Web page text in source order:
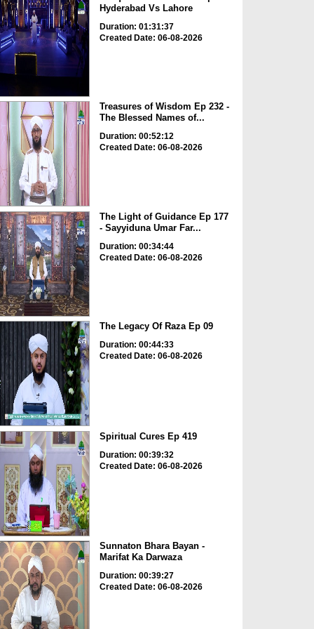
Hyderabad Vs Lahore
Duration: 01:31:37
Created Date: 06-08-2026
Treasures of Wisdom Ep 232 -
The Blessed Names of...
Duration: 00:52:12
Created Date: 06-08-2026
The Light of Guidance Ep 177
- Sayyiduna Umar Far...
Duration: 00:34:44
Created Date: 06-08-2026
The Legacy Of Raza Ep 09
Duration: 00:44:33
Created Date: 06-08-2026
Spiritual Cures Ep 419
Duration: 00:39:32
Created Date: 06-08-2026
Sunnaton Bhara Bayan -
Marifat Ka Darwaza
Duration: 00:39:27
Created Date: 06-08-2026